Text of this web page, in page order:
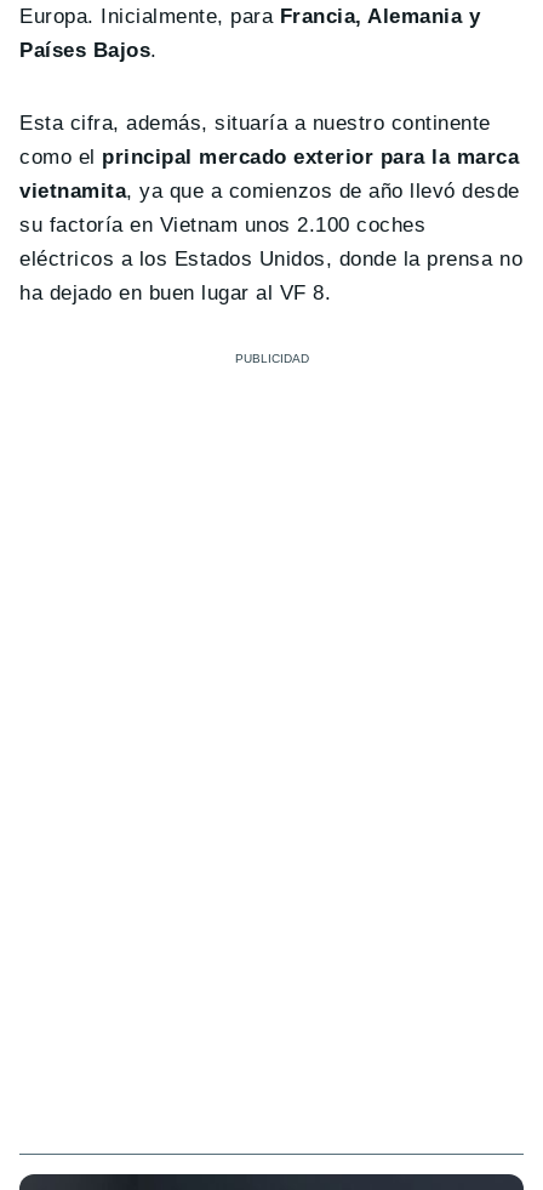
Europa. Inicialmente, para Francia, Alemania y
Países Bajos.
Esta cifra, además, situaría a nuestro continente
como el principal mercado exterior para la marca
vietnamita, ya que a comienzos de año llevó desde
su factoría en Vietnam unos 2.100 coches
eléctricos a los Estados Unidos, donde la prensa no
ha dejado en buen lugar al VF 8.